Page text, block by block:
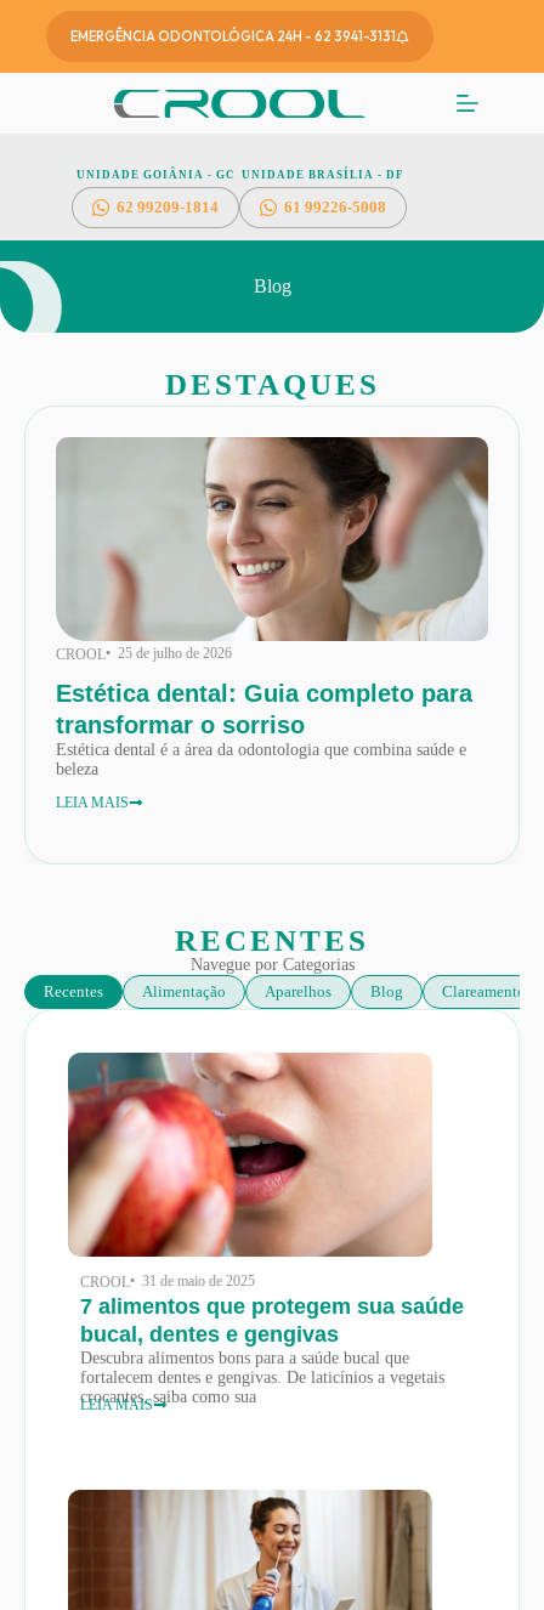
EMERGÊNCIA ODONTOLÓGICA 24H - 62 3941-3131
UNIDADE GOIÂNIA - GO
6299209-1814
UNIDADE BRASÍLIA - DF
61 99226-5008
Blog
DESTAQUES
CROOL• 25 de julho de 2026
Estética dental: Guia completo para
transformar o sorriso
Estética dental é a área da odontologia que combina saúde e
beleza
LEIA MAIS
RECENTES
Navegue por Categorias
Alimentação
Aparelhos Blog Clareamento
Recentes
CROOL• 31 de maio de 2025
7 alimentos que protegem sua saúde
bucal, dentes e gengivas
Descubra alimentos bons para a saúde bucal que
fortalecem dentes e gengivas. De laticínios a vegetais
crocantes, saiba como sua
LEIA MAIS